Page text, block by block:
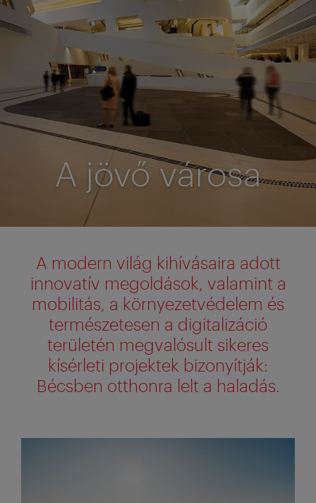
A jövő városa
A modern világ kihívásaira adott
innovatív megoldások, valamint a
mobilitás, a környezetvédelem és
természetesen a digitalizáció
területén megvalósult sikeres
kísérleti projektek bizonyítják:
Bécsben otthonra lelt a haladás.